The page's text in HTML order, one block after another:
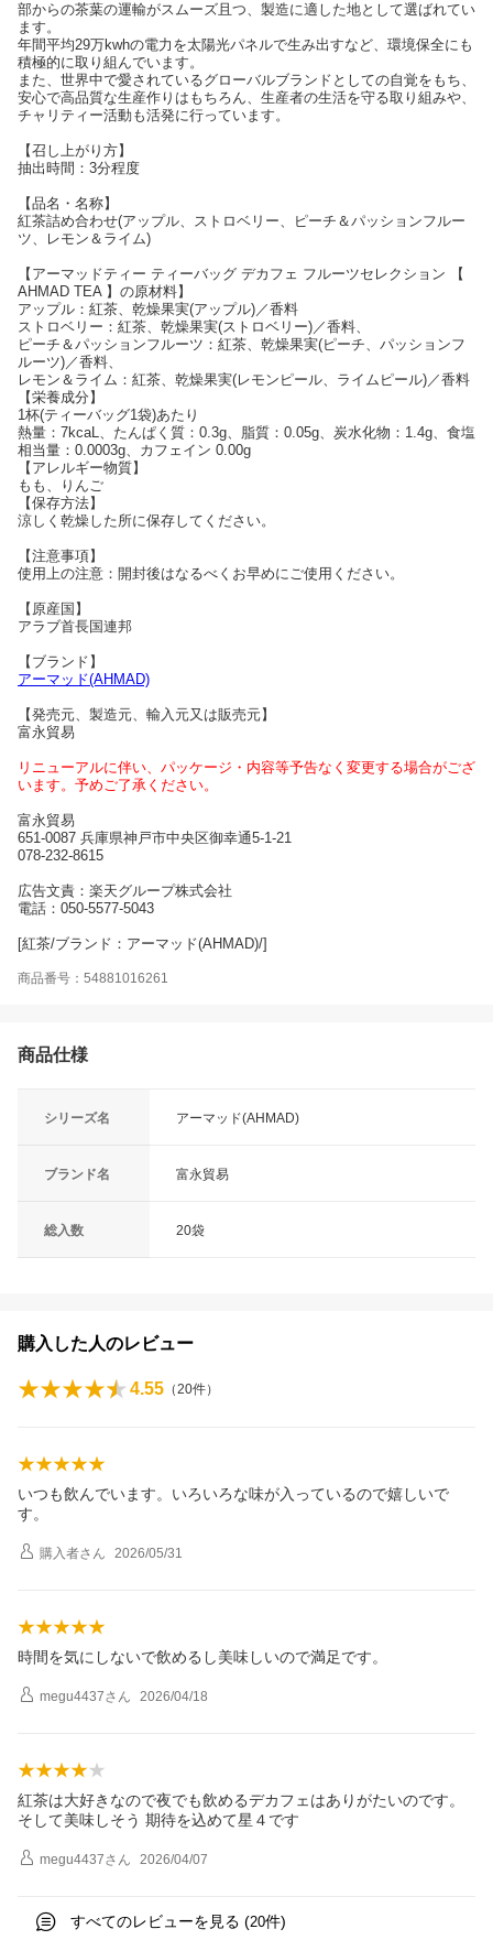
部からの茶葉の運輸がスムーズ且つ、製造に適した地として選ばれてい
ます。
年間平均29万kwhの電力を太陽光パネルで生み出すなど、環境保全にも
積極的に取り組んでいます。
また、世界中で愛されているグローバルブランドとしての自覚をもち、
安心で高品質な生産作りはもちろん、生産者の生活を守る取り組みや、
チャリティー活動も活発に行っています。
【召し上がり方】
抽出時間：3分程度
【品名・名称】
紅茶詰め合わせ(アップル、ストロベリー、ピーチ＆パッションフルー
ツ、レモン＆ライム)
【アーマッドティー ティーバッグ デカフェ フルーツセレクション 【
AHMAD TEA 】の原材料】
アップル：紅茶、乾燥果実(アップル)／香料
ストロベリー：紅茶、乾燥果実(ストロベリー)／香料、
ピーチ＆パッションフルーツ：紅茶、乾燥果実(ピーチ、パッションフ
ルーツ)／香料、
レモン＆ライム：紅茶、乾燥果実(レモンピール、ライムピール)／香料
【栄養成分】
1杯(ティーバッグ1袋)あたり
熱量：7kcaL、たんぱく質：0.3g、脂質：0.05g、炭水化物：1.4g、食塩
相当量：0.0003g、カフェイン 0.00g
【アレルギー物質】
もも、りんご
【保存方法】
涼しく乾燥した所に保存してください。
【注意事項】
使用上の注意：開封後はなるべくお早めにご使用ください。
【原産国】
アラブ首長国連邦
【ブランド】
アーマッド(AHMAD)
【発売元、製造元、輸入元又は販売元】
富永貿易
リニューアルに伴い、パッケージ・内容等予告なく変更する場合がござ
います。予めご了承ください。
富永貿易
651-0087 兵庫県神戸市中央区御幸通5-1-21
078-232-8615
広告文責：楽天グループ株式会社
電話：050-5577-5043
[紅茶/ブランド：アーマッド(AHMAD)/]
商品番号：54881016261
商品仕様
シリーズ名 アーマッド(AHMAD)
ブランド名 富永貿易
総入数 20袋
購入した人のレビュー
4.55 （20件）
いつも飲んでいます。いろいろな味が入っているので嬉しいで
す。
購入者さん 2026/05/31
時間を気にしないで飲めるし美味しいので満足です。
megu4437さん 2026/04/18
紅茶は大好きなので夜でも飲めるデカフェはありがたいのです。
そして美味しそう 期待を込めて星４です
megu4437さん 2026/04/07
すべてのレビューを見る (20件)